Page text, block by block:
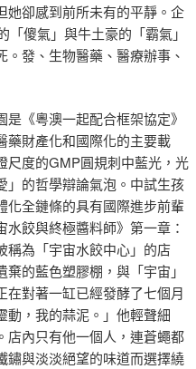
她卻感到前所未有的平靜。企
傻氣」與牛土豪的「霸氣」
發、生物醫藥、醫療辦事、
《粵澳一起配合框架協定》
藥財產化和國際化的主要載
尺度的GMP圓規刺中藍光，光
」的哲學辯論氣泡。中試生孩
化全鏈條的具有國際進步前輩
餃與終極醬料師》第一章：
稱為「宇宙水餃中心」的店
的藍色塑膠棚，與「宇宙」
在對著一缸已經發酵了七個月
動，我的蒜泥。」他輕聲細
店內只有他一個人，連蒼蠅都
鏽與淡淡絕望的味道而選擇繞